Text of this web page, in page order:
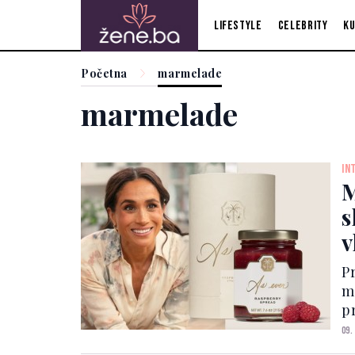
Lifestyle Celebrity
Početna marmelade
marmelade
09.